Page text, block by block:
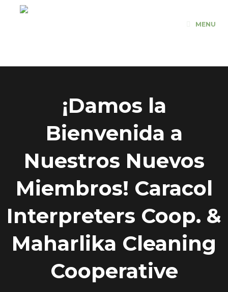
MENU
¡Damos la
Bienvenida a
Nuestros Nuevos
Miembros! Caracol
Interpreters Coop. &
Maharlika Cleaning
Cooperative